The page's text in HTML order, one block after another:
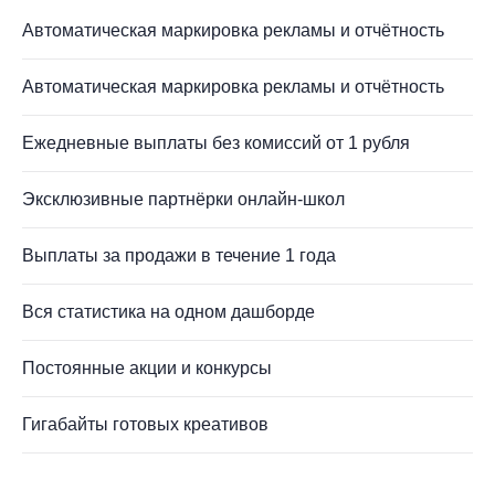
Автоматическая маркировка рекламы и отчётность
Автоматическая маркировка рекламы и отчётность
Ежедневные выплаты без комиссий от 1 рубля
Эксклюзивные партнёрки онлайн-школ
Выплаты за продажи в течение 1 года
Вся статистика на одном дашборде
Постоянные акции и конкурсы
Гигабайты готовых креативов